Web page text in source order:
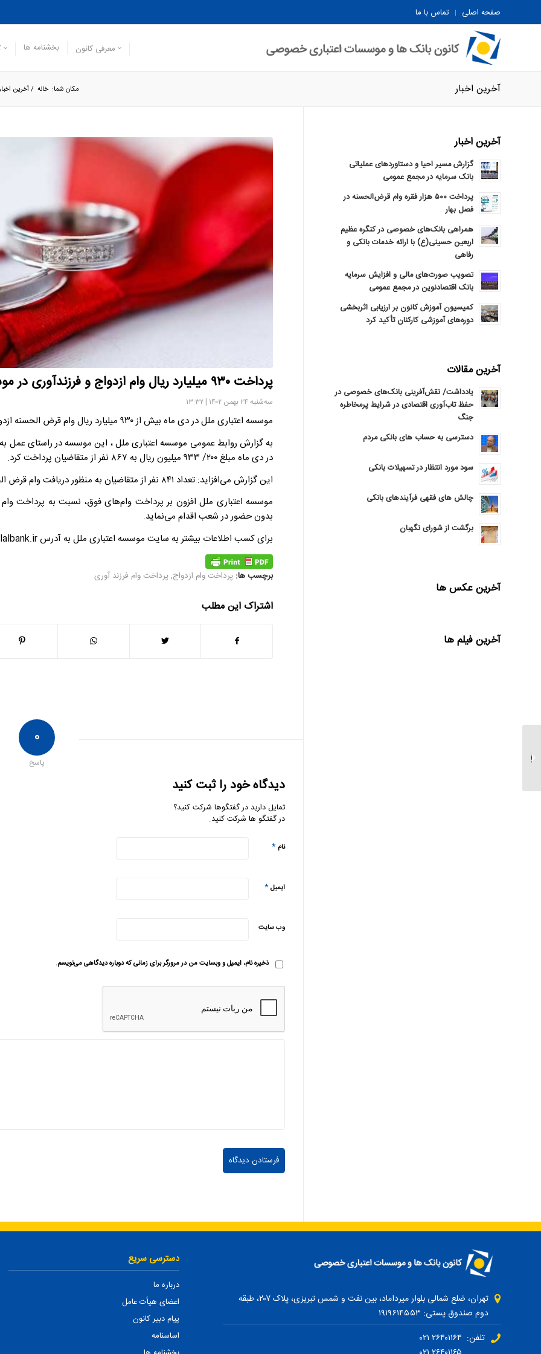
صفحه اصلی تماس با ما
معرفی کانون بخشنامه ها
آخرین اخبار مکان شما: خانه /آخرین
پرداخت ۹۳۰ میلیارد ریال وام ازدواج و فرزندآوری در موسسه ملل
سه‌شنبه ۲۴ بهمن ۱۴۰۲ | ۱۳:۳۲
موسسه اعتباری ملل در دی ماه بیش از ۹۳۰ میلیارد ریال وام قرض الحسنه ازدواج و فرزندآوری پرداخت کرد.
به گزارش روابط عمومی موسسه اعتباری ملل ، این موسسه در راستای عمل
در دی ماه مبلغ ۲۰۰/ ۹۳۳ میلیون ریال به ۸۶۷ نفر از متقاضیان پرداخت کرد.
این گزارش می‌افزاید: تعداد ۸۴۱ نفر از متقاضیان به منظور دریافت وام قرض الحسنه ازدواج در حال تکمیل پرونده می‌باشند.
بدون حضور در شعب اقدام می‌نماید.
برای کسب اطلاعات بیشتر به سایت موسسه اعتباری ملل به آدرس www.melalbank.ir و یا شعب موسسه در سراسر کشور مراجعه فرمایید.
برچسب ها: پرداخت وام ازدواج,پرداخت وام فرزند آوری
اشتراک این مطلب
۰
پاسخ
دیدگاه خود را ثبت کنید
تمایل دارید در گفتگوها شرکت کنید؟
در گفتگو ها شرکت کنید.
نام *
ایمیل*
وب‌ سایت
ذخیره نام، ایمیل و وبسایت من در مرورگر برای زمانی که دوباره دیدگاهی می‌نویسم.
آخرین اخبار
گزارش مسیر احیا و دستاوردهای عملیاتی
بانک سرمایه در مجمع عمومی
پرداخت ۵۰۰ هزار فقره وام قرض‌الحسنه در
فصل بهار
همراهی بانک‌های خصوصی در کنگره عظیم
اربعین حسینی(ع) با ارائه خدمات بانکی و
رفاهی
تصویب صورت‌های مالی و افزایش سرمایه
بانک اقتصادنوین در مجمع عمومی
کمیسیون آموزش کانون بر ارزیابی اثربخشی
دوره‌های آموزشی کارکنان تأکید کرد
آخرین مقالات
یادداشت/ نقش‌آفرینی بانک‌های خصوصی در
حفظ تاب‌آوری اقتصادی در شرایط پرمخاطره
جنگ
دسترسی به حساب های بانکی مردم
سود مورد انتظار در تسهیلات بانکی
چالش های فقهی فرآیندهای بانکی
برگشت از شورای نگهبان
آخرین عکس ها
آخرین فیلم ها
تهران، ضلع شمالی بلوار میرداماد، بین نفت و شمس تبریزی، پلاک ۲۰۷، طبقه
دوم صندوق پستی: ۱۹۱۹۶۱۴۵۵۳
تلفن: ۲۶۴۰۱۱۶۴ ۰۲۱
دسترسی سریع
درباره ما
اعضای هیأت عامل
پیام دبیر کانون
اساسنامه